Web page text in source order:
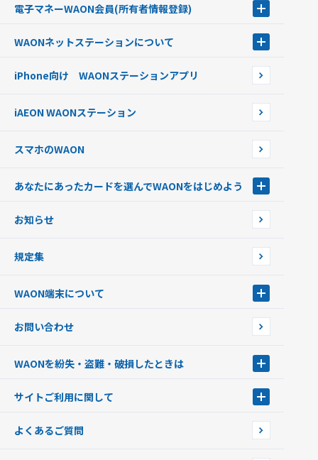
現金でチャージする
銀行口座・ATMからチャージする
オートチャージ
ポイントからチャージする
チャージ上限金額の変更について
電子マネーWAON会員(所有者情報登録)
WAON POINTサービス会員登録に伴う個人データの共同利用のお知
WAONネットステーションについて
WAONネットステーションWAON端末について
iPhone向け WAONステーションアプリ
iAEON WAONステーション
スマホのWAON
あなたにあったカードを選んでWAONをはじめよう
フードバンク応援WAON
ご当地WAON
G.G WAON
WAONカード・WAONカードプラス
モバイルWAON
提携WAONカード
お知らせ
規定集
WAON端末について
WAONネットステーション
新型WAONステーション
WAONチャージャーmini
お問い合わせ
WAONを紛失・盗難・破損したときは
WAONカードの拾得について
サイトご利用に関して
企業情報
よくあるご質問